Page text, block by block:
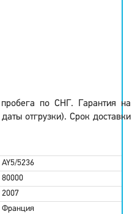
по СНГ. Гарантия на
отгрузки). Срок доставки
AY5/5236
80000
2007
Франция